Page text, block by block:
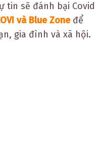
tin sẽ đánh bại Covid
và Blue Zone để
gia đình và xã hội.